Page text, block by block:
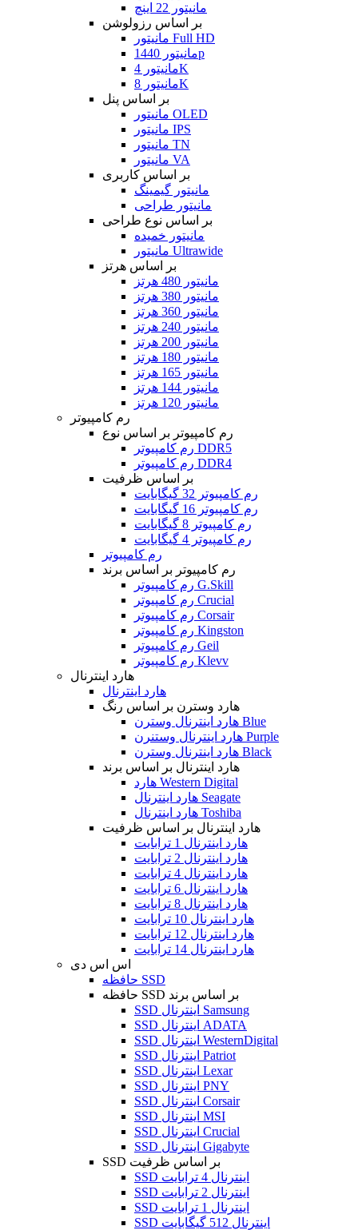
مانیتور 22 اینچ
بر اساس رزولوشن
مانیتور Full HD
مانیتور 1440p
مانیتور 4K
مانیتور 8K
بر اساس پنل
مانیتور OLED
مانیتور IPS
مانیتور TN
مانیتور VA
بر اساس کاربری
مانیتور گیمینگ
مانیتور طراحی
بر اساس نوع طراحی
مانیتور خمیده
مانیتور Ultrawide
بر اساس هرتز
مانیتور 480 هرتز
مانیتور 380 هرتز
مانیتور 360 هرتز
مانیتور 240 هرتز
مانیتور 200 هرتز
مانیتور 180 هرتز
مانیتور 165 هرتز
مانیتور 144 هرتز
مانیتور 120 هرتز
رم کامپیوتر
رم کامپیوتر بر اساس نوع
رم کامپیوتر DDR5
رم کامپیوتر DDR4
بر اساس ظرفیت
رم کامپیوتر 32 گیگابایت
رم کامپیوتر 16 گیگابایت
رم کامپیوتر 8 گیگابایت
رم کامپیوتر 4 گیگابایت
رم کامپیوتر
رم کامپیوتر بر اساس برند
رم کامپیوتر G.Skill
رم کامپیوتر Crucial
رم کامپیوتر Corsair
رم کامپیوتر Kingston
رم کامپیوتر Geil
رم کامپیوتر Klevv
هارد اینترنال
هارد اینترنال
هارد وسترن بر اساس رنگ
هارد اینترنال وسترن Blue
هارد اینترنال وستنرن Purple
هارد اینترنال وسترن Black
هارد اینترنال بر اساس برند
هارد Western Digital
هارد اینترنال Seagate
هارد اینترنال Toshiba
هارد اینترنال بر اساس ظرفیت
هارد اینترنال 1 ترابایت
هارد اینترنال 2 ترابایت
هارد اینترنال 4 ترابایت
هارد اینترنال 6 ترابایت
هارد اینترنال 8 ترابایت
هارد اینترنال 10 ترابایت
هارد اینترنال 12 ترابایت
هارد اینترنال 14 ترابایت
اس اس دی
حافظه SSD
حافظه SSD بر اساس برند
SSD اینترنال Samsung
SSD اینترنال ADATA
SSD اینترنال WesternDigital
SSD اینترنال Patriot
SSD اینترنال Lexar
SSD اینترنال PNY
SSD اینترنال Corsair
SSD اینترنال MSI
SSD اینترنال Crucial
SSD اینترنال Gigabyte
SSD بر اساس ظرفیت
SSD اینترنال 4 ترابایت
SSD اینترنال 2 ترابایت
SSD اینترنال 1 ترابایت
SSD اینترنال 512 گیگابایت